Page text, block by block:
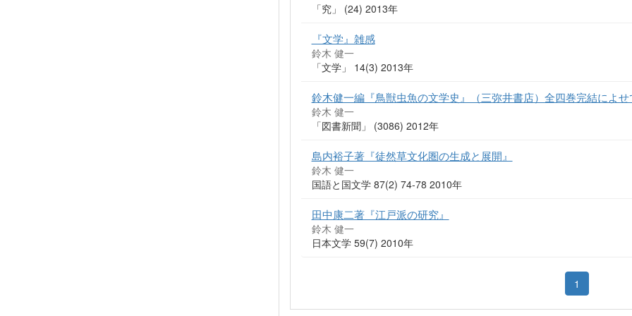
「究」 (24) 2013年
『文学』雑感
鈴木 健一
「文学」 14(3) 2013年
鈴木健一編『鳥獣虫魚の文学史』（三弥井書店）全四巻完結によせ
鈴木 健一
「図書新聞」 (3086) 2012年
島内裕子著『徒然草文化圏の生成と展開』
鈴木 健一
国語と国文学 87(2) 74-78 2010年
田中康二著『江戸派の研究』
鈴木 健一
日本文学 59(7) 2010年
1